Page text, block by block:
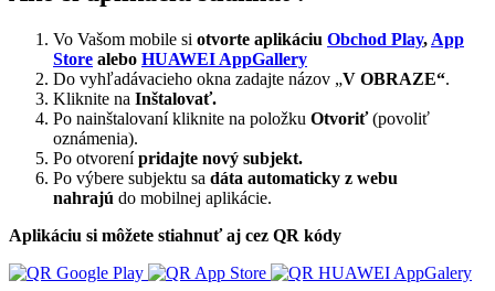
Vo Vašom mobile si otvorte aplikáciu Obchod Play, App
Store alebo HUAWEI AppGallery
Do vyhľadávacieho okna zadajte názov „V OBRAZE“.
Kliknite na Inštalovať.
Po nainštalovaní kliknite na položku Otvoriť(povoliť
oznámenia).
Po otvorenípridajte nový subjekt.
Po výbere subjektu sa dáta automaticky z webu
nahrajú do mobilnej aplikácie.
Aplikáciu si môžete stiahnuť aj cez QR kódy